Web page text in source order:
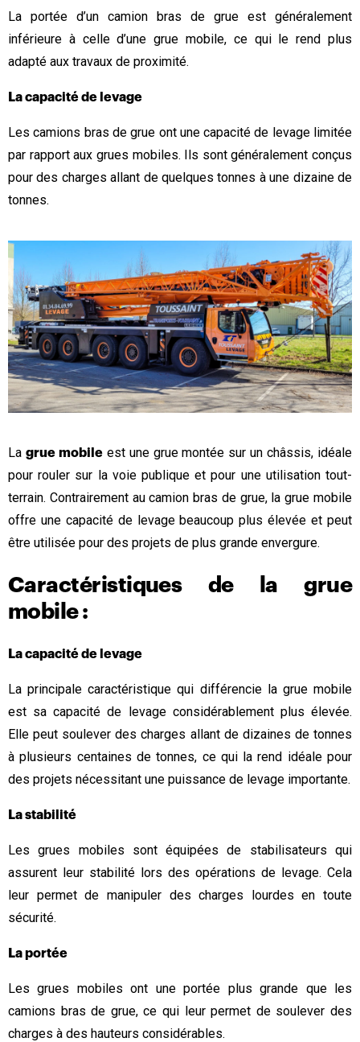
La portée d’un camion bras de grue est généralement
inférieure à celle d’une grue mobile, ce qui le rend plus
adapté aux travaux de proximité.
La capacité de levage
Les camions bras de grue ont une capacité de levage limitée
par rapport aux grues mobiles. Ils sont généralement conçus
pour des charges allant de quelques tonnes à une dizaine de
tonnes.
La grue mobileest une grue montée sur un châssis, idéale
pour rouler sur la voie publique et pour une utilisation tout-
terrain. Contrairement au camion bras de grue, la grue mobile
offre une capacité de levage beaucoup plus élevée et peut
être utilisée pour des projets de plus grande envergure.
Caractéristiques de la grue
mobile :
La capacité de levage
La principale caractéristique qui différencie la grue mobile
est sa capacité de levage considérablement plus élevée.
Elle peut soulever des charges allant de dizaines de tonnes
à plusieurs centaines de tonnes, ce qui la rend idéale pour
des projets nécessitant une puissance de levage importante.
La stabilité
Les grues mobiles sont équipées de stabilisateurs qui
assurent leur stabilité lors des opérations de levage. Cela
leur permet de manipuler des charges lourdes en toute
sécurité.
La portée
Les grues mobiles ont une portée plus grande que les
camions bras de grue, ce qui leur permet de soulever des
charges à des hauteurs considérables.